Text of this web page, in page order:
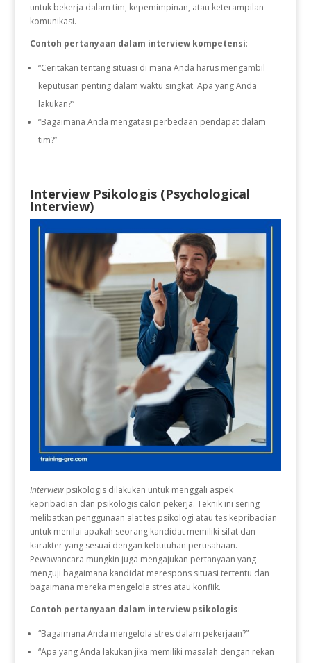
untuk bekerja dalam tim, kepemimpinan, atau keterampilan
komunikasi.
Contoh pertanyaan dalam interview kompetensi:
“Ceritakan tentang situasi di mana Anda harus mengambil
keputusan penting dalam waktu singkat. Apa yang Anda
lakukan?”
“Bagaimana Anda mengatasi perbedaan pendapat dalam
tim?”
Interview Psikologis (Psychological
Interview)
Interview psikologis dilakukan untuk menggali aspek
kepribadian dan psikologis calon pekerja. Teknik ini sering
melibatkan penggunaan alat tes psikologi atau tes kepribadian
untuk menilai apakah seorang kandidat memiliki sifat dan
karakter yang sesuai dengan kebutuhan perusahaan.
Pewawancara mungkin juga mengajukan pertanyaan yang
menguji bagaimana kandidat merespons situasi tertentu dan
bagaimana mereka mengelola stres atau konflik.
Contoh pertanyaan dalam interview psikologis:
“Bagaimana Anda mengelola stres dalam pekerjaan?”
“Apa yang Anda lakukan jika memiliki masalah dengan rekan